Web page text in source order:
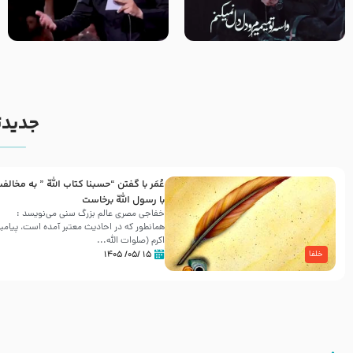
مصداق کربلا – حاج حسین سیب
شور ، حسینا! به‌ حق زهرا «أُنْظُرْ
إِلَینا» – عزاداری شب هفتم ماه
خلفا
عُمَر با گفتن “حسبنا كتاب اللّه ” به
با رسول اللّه برخاست
خفاجی مصری عالم بزرگ سنی می‌نویسد :
همانطور که در احادیث معتبر آمده است،
اکرم (صلوات اللّه...
۱۵ /۰۵/ ۱۴۰۵